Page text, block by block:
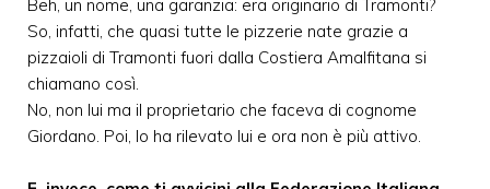
Beh, un nome, una garanzia: era originario di Tramonti?
So, infatti, che quasi tutte le pizzerie nate grazie a
pizzaioli di Tramonti fuori dalla Costiera Amalfitana si
chiamano così.
No, non lui ma il proprietario che faceva di cognome
Giordano. Poi, lo ha rilevato lui e ora non è più attivo.